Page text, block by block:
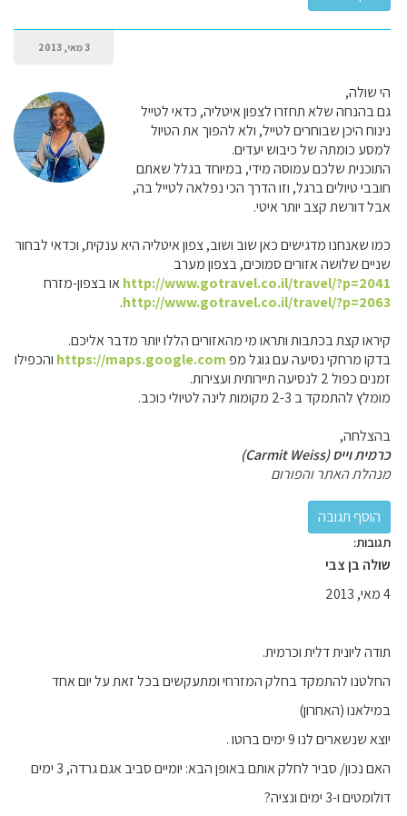
3 מאי, 2013
הי שולה,
גם בהנחה שלא תחזרו לצפון איטליה, כדאי לטייל
נינוח היכן שבוחרים לטייל, ולא להפוך את הטיול
למסע כומתה של כיבוש יעדים.
התוכנית שלכם עמוסה מידי, במיוחד בגלל שאתם
חובבי טיולים ברגל, וזו הדרך הכי נפלאה לטייל בה,
אבל דורשת קצב יותר איטי.
כמו שאנחנו מדגישים כאן שוב ושוב, צפון איטליה היא ענקית, וכדאי לבחור
שניים שלושה אזורים סמוכים, בצפון מערב
http://www.gotravel.co.il/travel/?p=2041או בצפון-מזרח
http://www.gotravel.co.il/travel/?p=2063
.
קיראו קצת בכתבות ותראו מי מהאזורים הללו יותר מדבר אליכם.
בדקו מרחקי נסיעה עם גוגל מפ https://maps.google.com והכפילו
זמנים כפול 2 לנסיעה תיירותית ועצירות.
מומלץ להתמקד ב 2-3 מקומות לינה לטיולי כוכב.
בהצלחה,
כרמית וייס (Carmit Weiss)
מנהלת האתר והפורום
תגובות:
שולה בן צבי
4 מאי, 2013
תודה ליונית דלית וכרמית.
החלטנו להתמקד בחלק המזרחי ומתעקשים בכל זאת על יום אחד
במילאנו (האחרון)
יוצא שנשארים לנו 9 ימים ברוטו .
האם נכון/ סביר לחלק אותם באופן הבא: יומיים סביב אגם גרדה, 3 ימים
דולומטים ו-3 ימים ונציה?